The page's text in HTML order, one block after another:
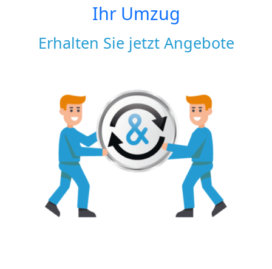
Ihr Umzug
Erhalten Sie jetzt Angebote